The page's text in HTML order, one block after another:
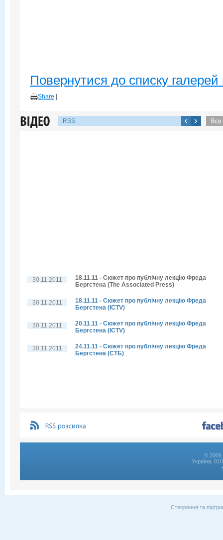
Повернутися до списку галерей
Share
RSS
30.11.2011
18.11.11 - Сюжет про публічну лекцію Фреда
Бергстена (The Associated Press)
30.11.2011
18.11.11 - Сюжет про публічну лекцію Фреда
Бергстена (ICTV)
30.11.2011
20.11.11 - Сюжет про публічну лекцію Фреда
Бергстена (ICTV)
30.11.2011
24.11.11 - Сюжет про публічну лекцію Фреда
Бергстена (СТБ)
© 2006
Україна,
Створення та